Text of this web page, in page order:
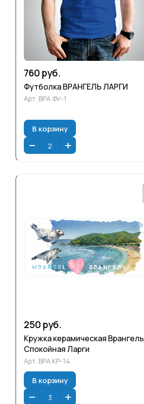
760 руб.
Футболка ВРАНГЕЛЬ ЛАРГИ
Арт. ВРА ФУ-1
В корзину
250 руб.
Кружка керамическая Врангель
Спокойная Ларги
Арт. ВРА КР-14
В корзину